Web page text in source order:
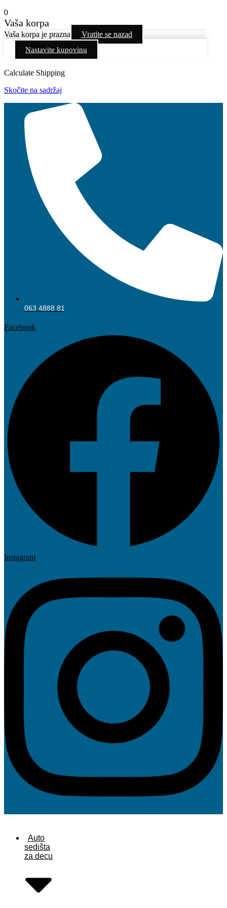
0
Vaša korpa
Vaša korpa je prazna Vratite se nazad
Nastavite kupovinu
Calculate Shipping
Skočite na sadržaj
063 4888 81
Facebook
Instagram
Auto
sedišta
za decu